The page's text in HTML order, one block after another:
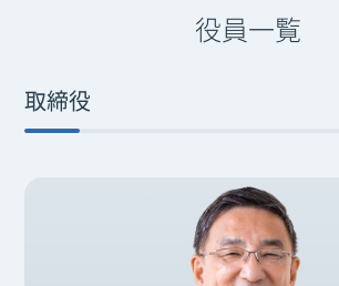
役員一覧
取締役